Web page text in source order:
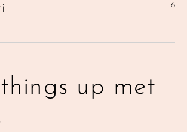
6
up met